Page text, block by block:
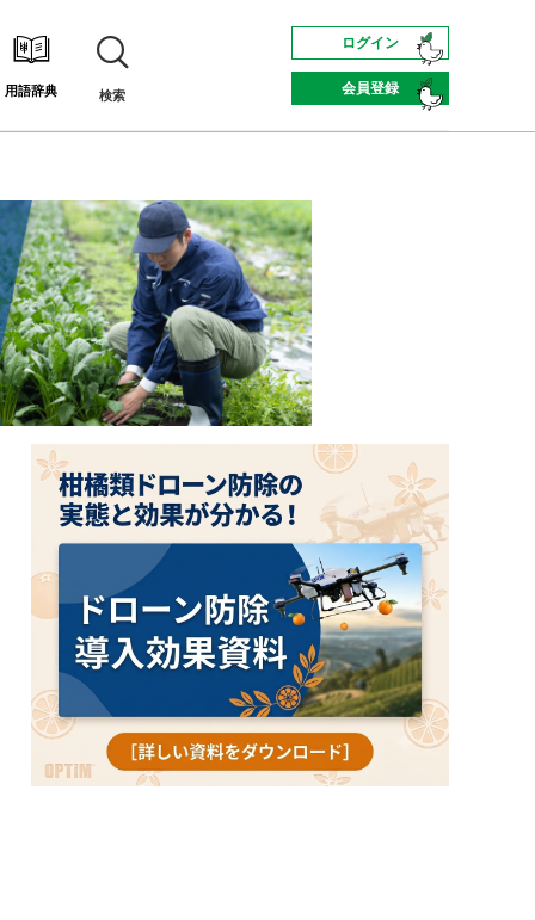
用語辞典 検索
ログイン
会員登録